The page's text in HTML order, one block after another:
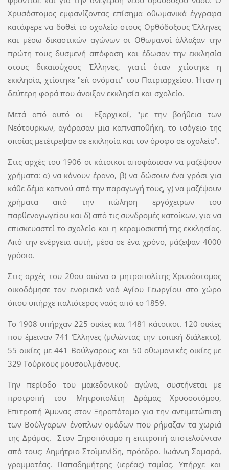
Χρυσόστομος εμφανίζοντας επίσημα οθωμανικά έγγραφα
κατάφερε να δοθεί το σχολείο στους Ορθόδοξους Έλληνες
και μέσω δικαστικών αγώνων οι Οθωμανοί άλλαξαν την
πρώτη τους δυσμενή απόφαση και έδωσαν την εκκλησία
στους δικαιούχους Έλληνες, γιατί όταν χτίστηκε η
εκκλησία, χτίστηκε "επ΄ ονόματι" του Πατριαρχείου. Ήταν η
δεύτερη φορά που άνοιξαν εκκλησία και σχολείο.
Μετά από αυτό οι Εξαρχικοί, "με την βοήθεια των
Νεότουρκων, αγόρασαν μια καπναποθήκη, το ισόγειο της
οποίας μετέτρεψαν σε εκκλησία και τον όροφο σε σχολείο".
Στις αρχές του 1906 οι κάτοικοι αποφάσισαν να μαζέψουν
χρήματα: α) να κάνουν έρανο, β) να δώσουν ένα γρόσι για
κάθε δέμα καπνού από την παραγωγή τους, γ) να μαζέψουν
χρήματα από την πώληση εργόχειρων του
παρθεναγωγείου και δ) από τις συνδρομές κατοίκων, για να
επισκευαστεί το σχολείο και η κεραμοσκεπή της εκκλησίας.
Από την ενέργεια αυτή, μέσα σε ένα χρόνο, μάζεψαν 4000
γρόσια.
Στις αρχές του 20ου αιώνα ο μητροπολίτης Χρυσόστομος
οικοδόμησε τον ενοριακό ναό Αγίου Γεωργίου στο χώρο
όπου υπήρχε παλιότερος ναός από το 1859.
Το 1908 υπήρχαν 225 οικίες και 1481 κάτοικοι. 120 οικίες
που έμειναν 741 Έλληνες (μιλώντας την τοπική διάλεκτο),
55 οικίες με 441 Βούλγαρους και 50 οθωμανικές οικίες με
329 Τούρκους μουσουλμάνους.
Την περίοδο του μακεδονικού αγώνα, συστήνεται με
προτροπή του Μητροπολίτη Δράμας Χρυσοστόμου,
Επιτροπή Άμυνας στον Ξηροπόταμο για την αντιμετώπιση
των Βούλγαρων ένοπλων ομάδων που ρήμαζαν τα χωριά
της Δράμας. Στον Ξηροπόταμο η επιτροπή αποτελούνταν
από τους: Δημήτριο Στοϊμενίδη, πρόεδρο. Ιωάννη Σαμαρά,
γραμματέας. Παπαδημήτρης (ιερέας) ταμίας. Υπήρχε και